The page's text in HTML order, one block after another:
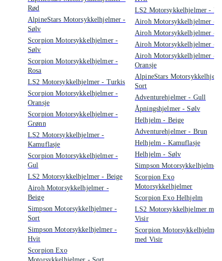
Rød
AlpineStars Motorsykkelhjelmer -
Sølv
Scorpion Motorsykkelhjelmer -
Sølv
Scorpion Motorsykkelhjelmer -
Rosa
LS2 Motorsykkelhjelmer - Turkis
Scorpion Motorsykkelhjelmer -
Oransje
Scorpion Motorsykkelhjelmer -
Grønn
LS2 Motorsykkelhjelmer -
Kamuflasje
Scorpion Motorsykkelhjelmer -
Gul
LS2 Motorsykkelhjelmer - Beige
Airoh Motorsykkelhjelmer -
Beige
Simpson Motorsykkelhjelmer -
Sort
Simpson Motorsykkelhjelmer -
Hvit
Scorpion Exo
LS2 Motorsykkelhjelmer -
Airoh Motorsykkelhjelmer -
Airoh Motorsykkelhjelmer -
Airoh Motorsykkelhjelmer -
Airoh Motorsykkelhjelmer -
Oransje
AlpineStars
Sort
Adventurehjelmer - Gull
Åpningshjelmer - Sølv
Helhjelm - Beige
Adventurehjelmer - Brun
Helhjelm - Kamuflasje
Helhjelm - Sølv
Simpson Motorsykkelhjelmer
Scorpion Exo
Motorsykkelhjelmer
Scorpion Exo Helhjelm
LS2 Motorsykkelhjelmer med
Visir
Scorpion Motorsykkelhjelmer
med Visir